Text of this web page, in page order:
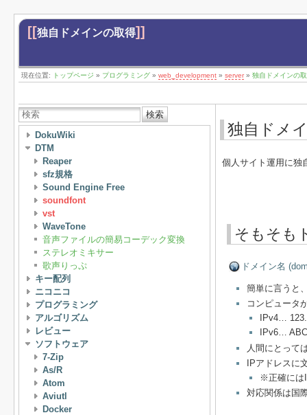
[[独自ドメインの取得]]
現在位置: トップページ » プログラミング » web_development » server» 独自ドメインの
検索
DokuWiki
DTM
Reaper
sfz規格
Sound Engine Free
soundfont
vst
WaveTone
音声ファイルの簡易コーデック変換
ステレオミキサー
歌声りっぷ
キー配列
ニコニコ
プログラミング
アルゴリズム
レビュー
ソフトウェア
7-Zip
As/R
Atom
Aviutl
Docker
独自ドメ
個人サイト運用に独
そもそも
ドメイン名
簡単に言うと
コンピュータ
IPv4…
IPv6…
人間にとって
IPアドレスに
※正確には
対応関係は国